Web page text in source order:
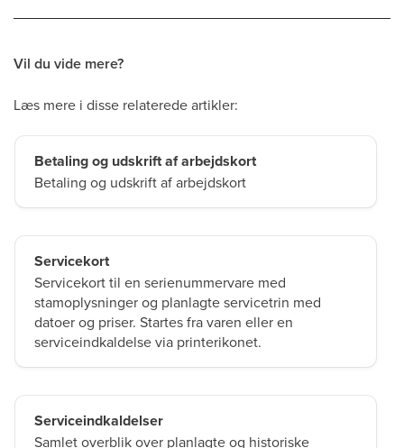
Vil du vide mere?
Læs mere i disse relaterede artikler:
Betaling og udskrift af arbejdskort
Betaling og udskrift af arbejdskort
Servicekort
Servicekort til en serienummervare med
stamoplysninger og planlagte servicetrin med
datoer og priser. Startes fra varen eller en
serviceindkaldelse via printerikonet.
Serviceindkaldelser
Samlet overblik over planlagte og historiske